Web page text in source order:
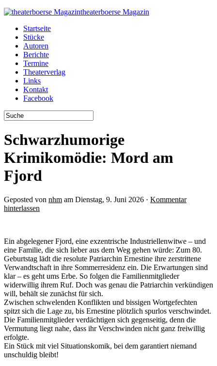
theaterboerse Magazin
Startseite
Stücke
Autoren
Berichte
Termine
Theaterverlag
Links
Kontakt
Facebook
Schwarzhumorige
Krimikomödie: Mord am
Fjord
Geposted von nhm am Dienstag, 9. Juni 2026 · Kommentar
hinterlassen
Ein abgelegener Fjord, eine exzentrische Industriellenwitwe – und
eine Familie, die sich lieber aus dem Weg gehen würde: Zum 80.
Geburtstag lädt die resolute Patriarchin Ernestine ihre zerstrittene
Verwandtschaft in ihre Sommerresidenz ein. Die Erwartungen sind
klar – es geht ums Erbe. So folgen die Familienmitglieder
widerwillig ihrem Ruf. Doch was genau die Patriarchin verkündigen
will, behält sie zunächst für sich.
Zwischen schwelenden Konflikten und bissigen Wortgefechten
spitzt sich die Lage zu, bis Ernestine plötzlich spurlos verschwindet.
Die Familienmitglieder verdächtigen sich gegenseitig, denn die
Vermutung liegt nahe, dass ihr Verschwinden nicht ganz freiwillig
erfolgte.
Ein Stück mit viel Situationskomik, bei dem garantiert niemand
unschuldig bleibt!